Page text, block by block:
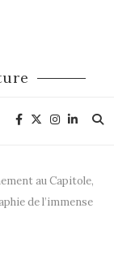
au Capitole,
de l’immense